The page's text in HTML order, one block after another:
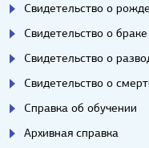
Свидетельство о
Свидетельство о браке
Свидетельство о
Свидетельство о
Справка об обучении
Архивная справка